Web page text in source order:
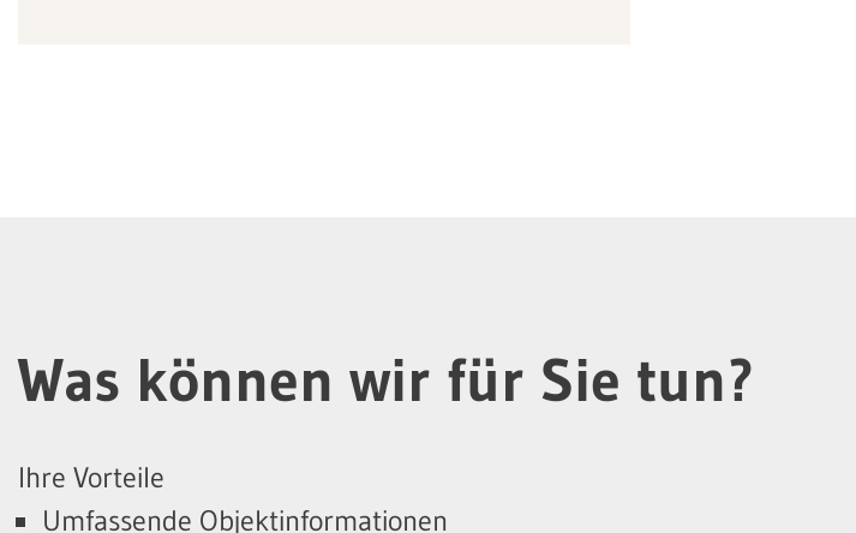
Was können wir für Sie tun?
Ihre Vorteile
Umfassende Objektinformationen